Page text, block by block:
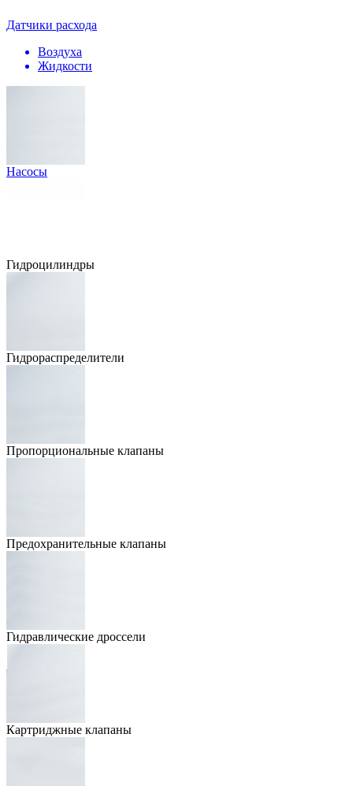
Датчики расхода
Воздуха
Жидкости
Насосы
Гидроцилиндры
Гидрораспределители
Пропорциональные клапаны
Предохранительные клапаны
Гидравлические дроссели
Картриджные клапаны